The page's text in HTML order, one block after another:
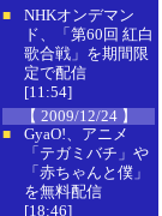
■
NHKオンデマン
ド、「第60回 紅白
歌合戦」を期間限
定で配信
[11:54]
【 2009/12/24 】
■
GyaO!、アニメ
「テガミバチ」や
「赤ちゃんと僕」
を無料配信
[18:46]